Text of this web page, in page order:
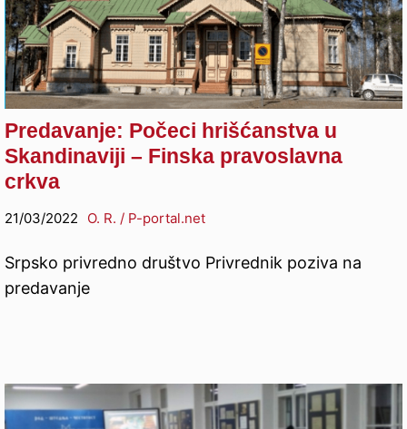
Predavanje: Počeci hrišćanstva u
Skandinaviji – Finska pravoslavna
crkva
21/03/2022 O. R. / P-portal.net
Srpsko privredno društvo Privrednik poziva na
predavanje